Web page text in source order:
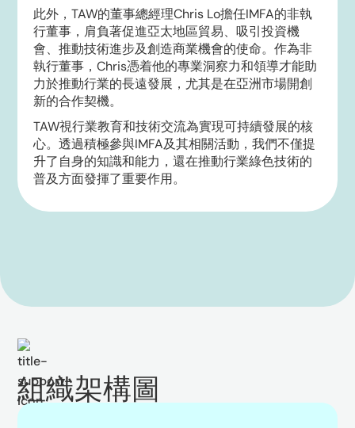
此外，TAW的董事總經理Chris Lo擔任IMFA的非執
行董事，肩負著促進亞太地區貿易、吸引投資機
會、推動技術進步及創造商業機會的使命。作為非
執行董事，Chris憑着他的專業洞察力和領導才能助
力於推動行業的長遠發展，尤其是在亞洲市場開創
新的合作契機。
TAW視行業教育和技術交流為實現可持續發展的核
心。透過積極參與IMFA及其相關活動，我們不僅提
升了自身的知識和能力，還在推動行業綠色技術的
普及方面發揮了重要作用。
組織架構圖